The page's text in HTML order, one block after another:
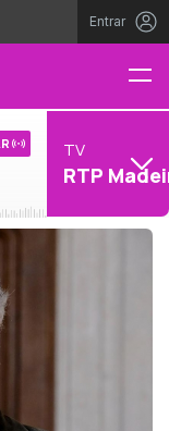
Entrar
TV
RTP